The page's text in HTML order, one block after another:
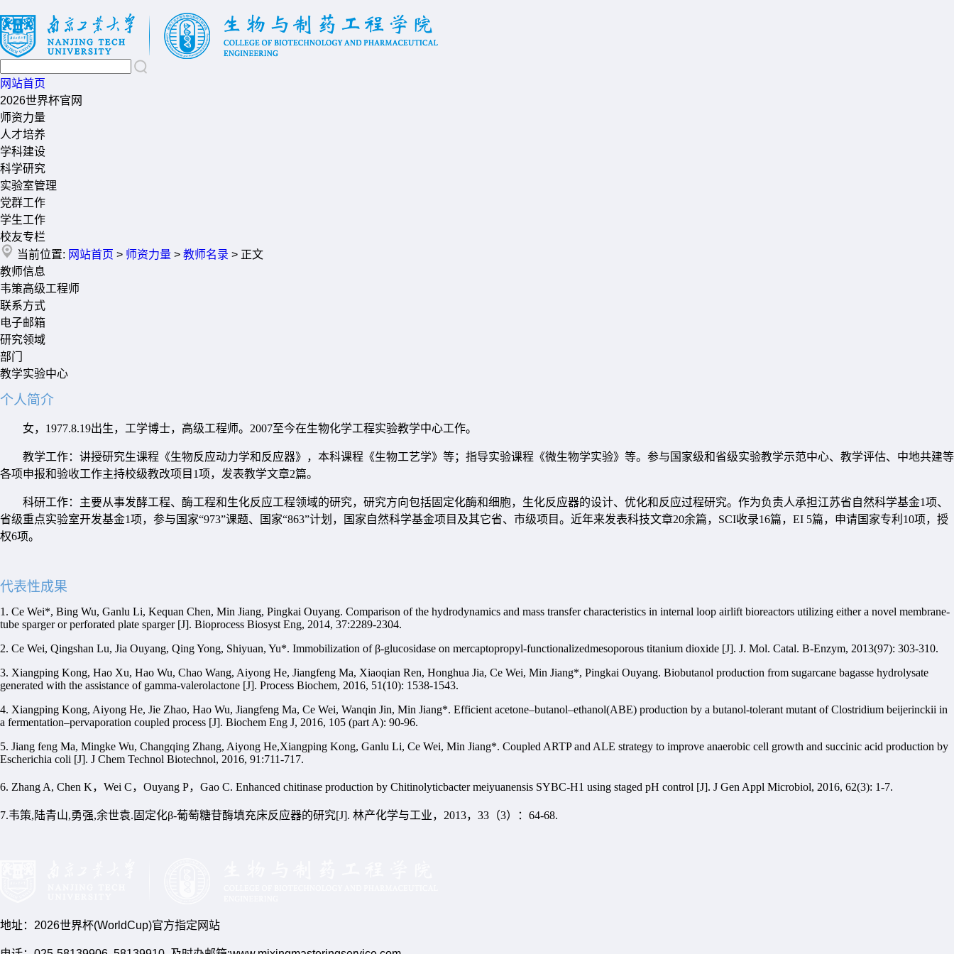
网站首页
2026世界杯官网
师资力量
人才培养
学科建设
科学研究
实验室管理
党群工作
学生工作
校友专栏
当前位置: 网站首页 > 师资力量 > 教师名录 > 正文
教师信息
韦策高级工程师
联系方式
电子邮箱
研究领域
部门
教学实验中心
个人简介
女， 1977.8.19出生，工学博士，高级工程师。 2007至今在生物化学工程实验教学中心工作。
教学工作：讲授研究生课程《生物反应动力学和反应器》，本科课程《生物工艺学》等；指导实验课程《微生物学实验》等。参与国家级和省级实验教学示范中心、教学评估、中地共建等
各项申报和验收工作主持校级教改项目 1项，发表教学文章2篇。
科研工作：主要从事发酵工程、酶工程和生化反应工程领域的研究，研究方向包括固定化酶和细胞，生化反应器的设计、优化和反应过程研究。作为负责人承担江苏省自然科学基金1项、
省级重点实验室开发基金1项，参与国家“973”课题、国家“863”计划，国家自然科学基金项目及其它省、市级项目。近年来发表科技文章20余篇， SCI收录16篇， EI 5篇，申请国家专利 10项，授
权6项。
代表性成果
1. Ce Wei*, Bing Wu, Ganlu Li, Kequan Chen, Min Jiang, Pingkai Ouyang. Comparison of the hydrodynamics and mass transfer characteristics in internal loop airlift bioreactors utilizing either a novel membrane-
tube sparger or perforated plate sparger [J]. Bioprocess Biosyst Eng, 2014, 37:2289-2304.
2. Ce Wei, Qingshan Lu, Jia Ouyang, Qing Yong, Shiyuan, Yu*. Immobilization of β-glucosidase on mercaptopropyl-functionalizedmesoporous titanium dioxide [J]. J. Mol. Catal. B-Enzym, 2013(97): 303-310.
3. Xiangping Kong, Hao Xu, Hao Wu, Chao Wang, Aiyong He, Jiangfeng Ma, Xiaoqian Ren, Honghua Jia, Ce Wei, Min Jiang*, Pingkai Ouyang. Biobutanol production from sugarcane bagasse hydrolysate
generated with the assistance of gamma-valerolactone [J]. Process Biochem, 2016, 51(10): 1538-1543.
4. Xiangping Kong, Aiyong He, Jie Zhao, Hao Wu, Jiangfeng Ma, Ce Wei, Wanqin Jin, Min Jiang*. Efficient acetone–butanol–ethanol(ABE) production by a butanol-tolerant mutant of Clostridium beijerinckii in
a fermentation–pervaporation coupled process [J]. Biochem Eng J, 2016, 105 (part A): 90-96.
5. Jiang feng Ma, Mingke Wu, Changqing Zhang, Aiyong He,Xiangping Kong, Ganlu Li, Ce Wei, Min Jiang*. Coupled ARTP and ALE strategy to improve anaerobic cell growth and succinic acid production by
Escherichia coli [J]. J Chem Technol Biotechnol, 2016, 91:711-717.
6. Zhang A, Chen K， Wei C， Ouyang P， Gao C. Enhanced chitinase production by Chitinolyticbacter meiyuanensis SYBC-H1 using staged pH control [J]. J Gen Appl Microbiol, 2016, 62(3): 1-7.
7.韦策,陆青山,勇强,余世袁. 固定化β-葡萄糖苷酶填充床反应器的研究[J]. 林产化学与工业， 2013， 33 （3）： 64-68.
地址：2026世界杯(WorldCup)官方指定网站